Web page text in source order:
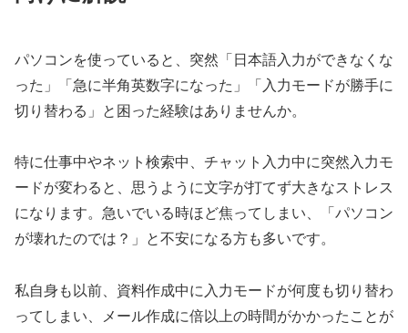
パソコンを使っていると、突然「日本語入力ができなくな
った」「急に半角英数字になった」「入力モードが勝手に
切り替わる」と困った経験はありませんか。
特に仕事中やネット検索中、チャット入力中に突然入力モ
ードが変わると、思うように文字が打てず大きなストレス
になります。急いでいる時ほど焦ってしまい、「パソコン
が壊れたのでは？」と不安になる方も多いです。
私自身も以前、資料作成中に入力モードが何度も切り替わ
ってしまい、メール作成に倍以上の時間がかかったことが